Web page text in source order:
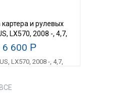
и рулевых
LX570, 2008 -, 4,7,
сталь 2,5мм
6 600 Р
ВСЕ